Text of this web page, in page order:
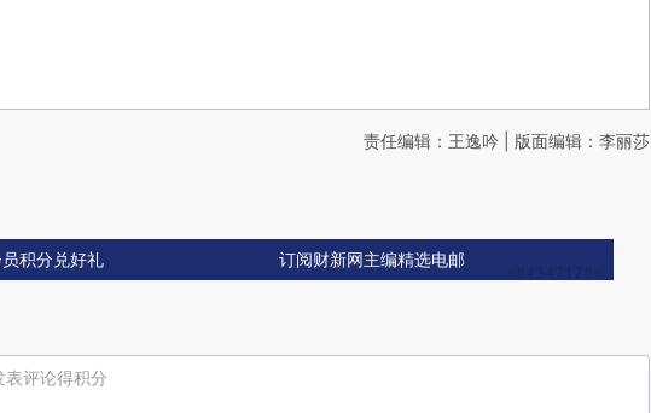
责任编辑：王逸吟 | 版面编辑：李丽莎
积分兑好礼 订阅财新网主编精选电邮
表评论得积分